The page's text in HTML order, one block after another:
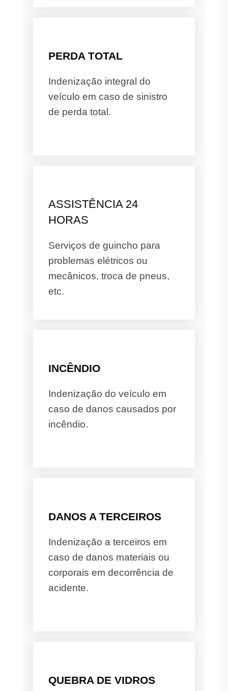
PERDA TOTAL
Indenização integral do
veículo em caso de sinistro
de perda total.
ASSISTÊNCIA 24
HORAS
Serviços de guincho para
problemas elétricos ou
mecânicos, troca de pneus,
etc.
INCÊNDIO
Indenização do veículo em
caso de danos causados por
incêndio.
DANOS A TERCEIROS
Indenização a terceiros em
caso de danos materiais ou
corporais em decorrência de
acidente.
QUEBRA DE VIDROS